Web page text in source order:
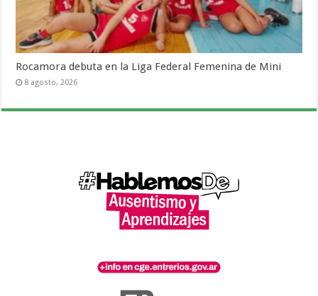
Rocamora debuta en la Liga Federal Femenina de Mini
8 agosto, 2026